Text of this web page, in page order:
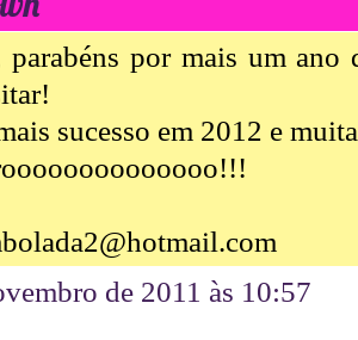
parabéns por mais um
sucesso em 2012 e
de 2011 às 10:57